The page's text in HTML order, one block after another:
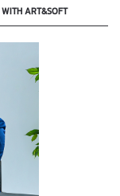
ART&SOFT